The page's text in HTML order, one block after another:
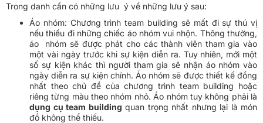
Trong danh cần có những lưu ý về những lưu ý sau:
Áo nhóm: Chương trình team building sẽ mất đi sự thú vị
nếu thiếu đi những chiếc áo nhóm vui nhộn. Thông thường,
áo nhóm sẽ được phát cho các thành viên tham gia vào
một vài ngày trước khi sự kiện diễn ra. Tuy nhiên, mới một
số sự kiện khác thì người tham gia sẽ nhận áo nhóm vào
ngày diễn ra sự kiện chính. Áo nhóm sẽ được thiết kế đồng
nhất theo chủ đề của chương trình team building hoặc
riêng từng màu theo nhóm nhỏ. Áo nhóm tuy không phải là
dụng cụ team building quan trọng nhất nhưng lại là món
đồ không thể thiếu.